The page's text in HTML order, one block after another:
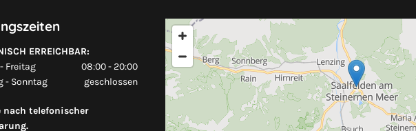
ERREICHBAR:
Freitag
08:00 - 20:00
- Sonntag
geschlossen
nach telefonischer